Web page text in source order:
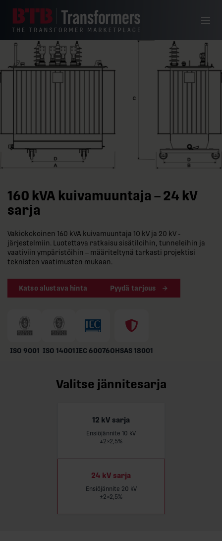
Valikko
160 kVA kuivamuuntaja – 24 kV
sarja
Vakiokokoinen 160 kVA kuivamuuntaja 10 kV ja 20 kV -
järjestelmiin. Luotettava ratkaisu sisätiloihin, tunneleihin ja
vaativiin ympäristöihin – määriteltynä tarkasti projektisi
teknisten vaatimusten mukaan.
Katso alustava hinta Pyydä tarjous
ISO 9001 ISO 14001IEC 60076OHSAS 18001
Valitse jännitesarja
12 kV sarja
Ensiöjännite 10 kV
±2×2,5%
24 kV sarja
Ensiöjännite 20 kV
±2×2,5%